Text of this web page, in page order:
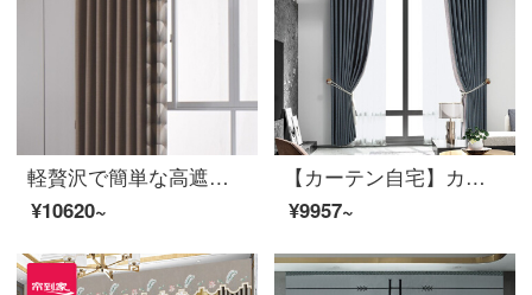
軽贅沢で簡単な高遮光テーピングカーテン完成品上海灘リビングルームの床のカーテンにLDC 20 SSC-70タップを取り付ける/カーテンヘッドを含まない(高さ2.6 m以内は変更可能)XLのカーテンセット/ダブルオープン(適用窓の幅は4.1-1.4 m)
¥10620~
【カーテン自宅】カーテン製品の高遮光定型化窓リビングルームの木芋香2020新型高精密つなぎ合わせ特注LDC 20 FWC-110 Sフック/カーテンヘッドなし(高さ2.6 m以内で改変可能)XLブラインドセット/ダブルオープン(適用窓幅3.2-3.5 m)
¥9957~